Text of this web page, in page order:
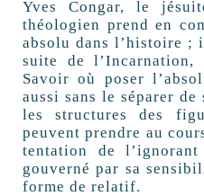
Yves Congar, le
théologien prend en
absolu dans l’histoire ;
suite de l’Incarnation,
Savoir où poser
aussi sans le séparer
les structures des
peuvent prendre au
tentation de
gouverné par sa
forme de relatif.